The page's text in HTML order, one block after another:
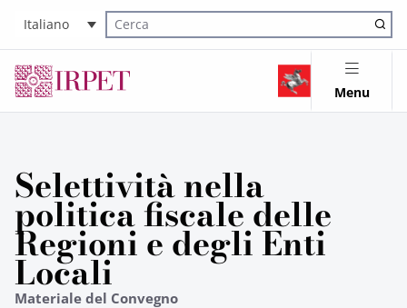
Italiano
Cerca nel sito
Menu
Selettività nella
politica fiscale delle
Regioni e degli Enti
Locali
Materiale del Convegno